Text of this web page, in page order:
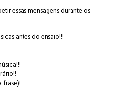
essas mensagens durante os
antes do ensaio!!!
frase)!